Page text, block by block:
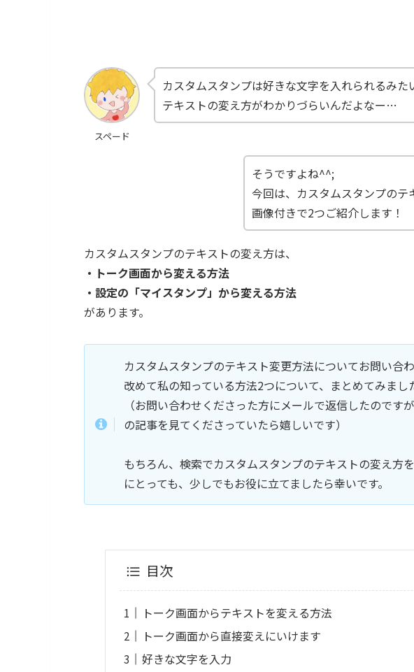
スペード
カスタムスタンプは好きな文字を入れられるみた
テキストの変え方がわかりづらいんだよなー…
そうですよね^^;
今回は、カスタムスタンプのテ
画像付きで2つご紹介します！
カスタムスタンプのテキストの変え方は、
・トーク画面から変える方法
・設定の「マイスタンプ」から変える方法
があります。
カスタムスタンプのテキスト変更方法についてお問い合
改めて私の知っている方法2つについて、まとめてみまし
（お問い合わせくださった方にメールで返信したので
の記事を見てくださっていたら嬉しいです）
もちろん、検索でカスタムスタンプのテキストの変え方
にとっても、少しでもお役に立てましたら幸いです。
目次
トーク画面からテキストを変える方法
トーク画面から直接変えにいけます
好きな文字を入力